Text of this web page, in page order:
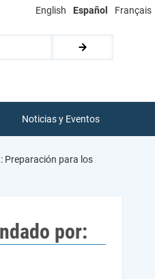
English Español Français
Noticias y Eventos
Preparación para los
por: